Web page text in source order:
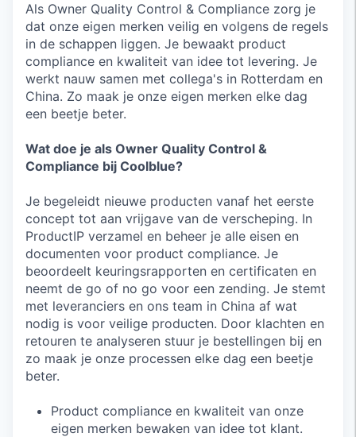
Als Owner Quality Control & Compliance zorg je
dat onze eigen merken veilig en volgens de regels
in de schappen liggen. Je bewaakt product
compliance en kwaliteit van idee tot levering. Je
werkt nauw samen met collega's in Rotterdam en
China. Zo maak je onze eigen merken elke dag
een beetje beter.
Wat doe je als Owner Quality Control &
Compliance bij Coolblue?
Je begeleidt nieuwe producten vanaf het eerste
concept tot aan vrijgave van de verscheping. In
ProductIP verzamel en beheer je alle eisen en
documenten voor product compliance. Je
beoordeelt keuringsrapporten en certificaten en
neemt de go of no go voor een zending. Je stemt
met leveranciers en ons team in China af wat
nodig is voor veilige producten. Door klachten en
retouren te analyseren stuur je bestellingen bij en
zo maak je onze processen elke dag een beetje
beter.
Product compliance en kwaliteit van onze
eigen merken bewaken van idee tot klant.